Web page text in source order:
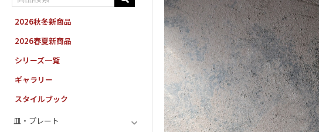
2026秋冬新商品
2026春夏新商品
シリーズ一覧
ギャラリー
スタイルブック
皿・プレート